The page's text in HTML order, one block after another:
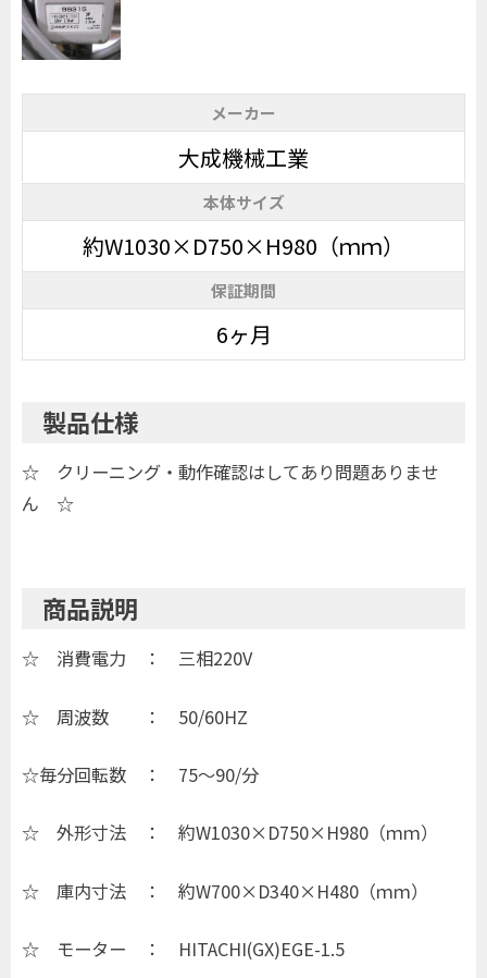
メーカー
大成機械工業
本体サイズ
約W1030×D750×H980（ｍｍ）
保証期間
6ヶ月
製品仕様
☆ クリーニング・動作確認はしてあり問題ありませ
ん ☆
商品説明
☆ 消費電力 ： 三相220V
☆ 周波数 ： 50/60HZ
☆毎分回転数 ： 75～90/分
☆ 外形寸法 ： 約W1030×D750×H980（ｍｍ）
☆ 庫内寸法 ： 約W700×D340×H480（ｍｍ）
☆ モーター ： HITACHI(GX)EGE-1.5